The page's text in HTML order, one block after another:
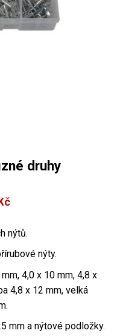
druhy
nýtů.
nýty.
4,0 x 10 mm, 4,8 x
4,8 x 12 mm, velká
mm a nýtové podložky.